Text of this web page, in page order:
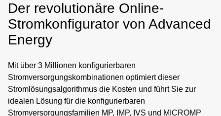
Der revolutionäre Online-
Stromkonfigurator von Advanced
Energy
Mit über 3 Millionen konfigurierbaren
Stromversorgungskombinationen optimiert dieser
Stromlösungsalgorithmus die Kosten und führt Sie zur
idealen Lösung für die konfigurierbaren
Stromversorgungsfamilien MP, IMP, IVS und MICROMP